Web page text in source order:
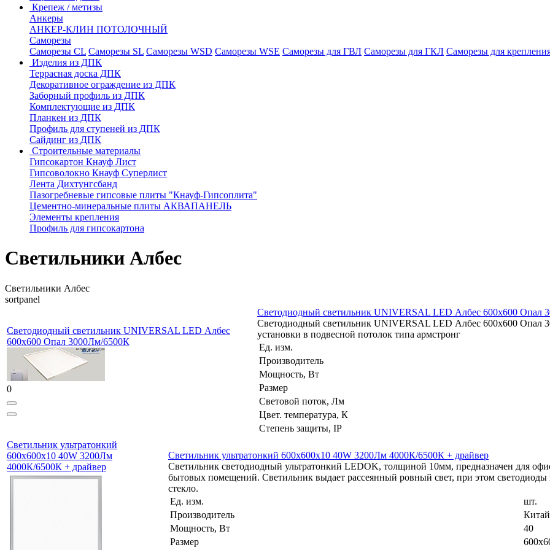
Крепеж / метизы
Анкеры
АНКЕР-КЛИН ПОТОЛОЧНЫЙ
Саморезы
Саморезы CL Саморезы SL Саморезы WSD Саморезы WSE Саморезы для ГВЛ Саморезы для ГКЛ Саморезы для
Изделия из ДПК
Террасная доска ДПК
Декоративное ограждение из ДПК
Заборный профиль из ДПК
Комплектующие из ДПК
Планкен из ДПК
Профиль для ступеней из ДПК
Сайдинг из ДПК
Строительные материалы
Гипсокартон Кнауф Лист
Гипсоволокно Кнауф Суперлист
Лента Дихтунгсбанд
Пазогребневые гипсовые плиты "Кнауф-Гипсоплита"
Цементно-минеральные плиты АКВАПАНЕЛЬ
Элементы крепления
Профиль для гипсокартона
Светильники Албес
Светильники Албес
sortpanel
Светодиодный светильник UNIVERSAL LED Албес
600х600 Опал 3000Лм/6500К
0
Светодиодный светильник UNIVERSAL LED Албес 600х600 Опал
Светодиодный светильник UNIVERSAL LED Албес 600х600 Опал
установки в подвесной потолок типа армстронг
Ед. изм.
Производитель
Мощность, Вт
Размер
Световой поток, Лм
Цвет. температура, К
Степень защиты, IP
Светильник ультратонкий
600х600х10 40W 3200Лм
4000К/6500К + драйвер
Светильник ультратонкий 600х600х10 40W 3200Лм 4000К/6500К + драйвер
Светильник светодиодный ультратонкий LEDOK, толщиной 10мм, предназначен для
бытовых помещений. Светильник выдает рассеянный ровный свет, при этом светодиоды
стекло.
Ед. изм.
шт.
Производитель
Китай
Мощность, Вт
40
Размер